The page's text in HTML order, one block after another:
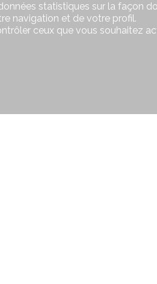
statistiques sur la façon
navigation et de votre profil.
ceux que vous souhaitez